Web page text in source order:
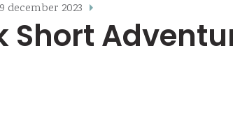
december 2023
Short